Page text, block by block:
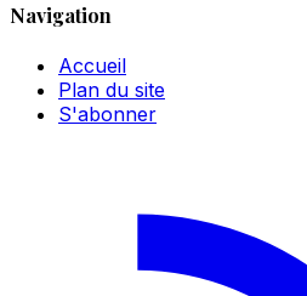
Navigation
Accueil
Plan du site
S'abonner